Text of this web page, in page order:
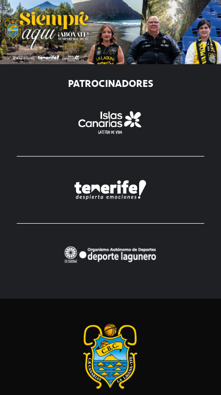
PATROCINADORES